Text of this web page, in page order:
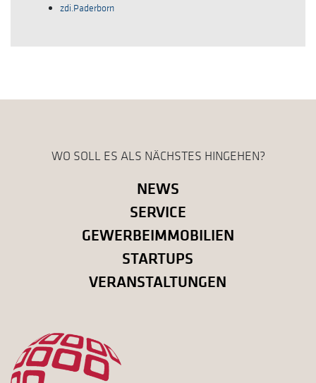
zdi.Paderborn
WO SOLL ES ALS NÄCHSTES HINGEHEN?
NEWS
SERVICE
GEWERBEIMMOBILIEN
STARTUPS
VERANSTALTUNGEN